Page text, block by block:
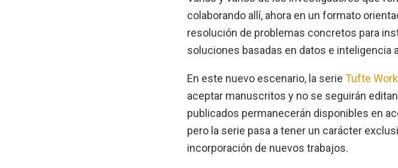
colaborando allí, ahora en un formato
resolución de problemas concretos para
soluciones basadas en datos e inteligencia
En este nuevo escenario, la serie Tufte
aceptar manuscritos y no se seguirán
publicados permanecerán disponibles en
pero la serie pasa a tener un carácter
incorporación de nuevos trabajos.